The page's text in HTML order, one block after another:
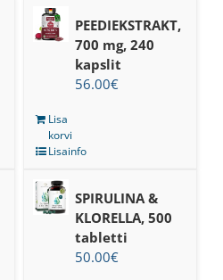
PEEDIEKSTRAKT,
700 mg, 240
kapslit
56.00€
Lisa
korvi
Lisainfo
SPIRULINA &
KLORELLA, 500
tabletti
50.00€